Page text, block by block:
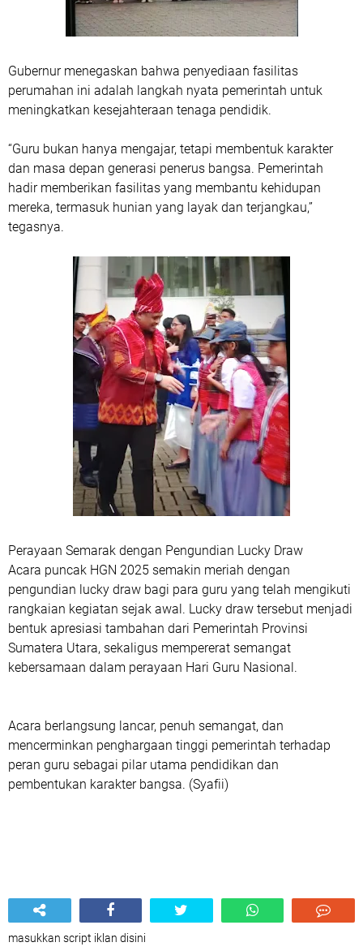
Gubernur menegaskan bahwa penyediaan fasilitas
perumahan ini adalah langkah nyata pemerintah untuk
meningkatkan kesejahteraan tenaga pendidik.
“Guru bukan hanya mengajar, tetapi membentuk karakter
dan masa depan generasi penerus bangsa. Pemerintah
hadir memberikan fasilitas yang membantu kehidupan
mereka, termasuk hunian yang layak dan terjangkau,”
tegasnya.
Perayaan Semarak dengan Pengundian Lucky Draw
Acara puncak HGN 2025 semakin meriah dengan
pengundian lucky draw bagi para guru yang telah mengikuti
rangkaian kegiatan sejak awal. Lucky draw tersebut menjadi
bentuk apresiasi tambahan dari Pemerintah Provinsi
Sumatera Utara, sekaligus mempererat semangat
kebersamaan dalam perayaan Hari Guru Nasional.
Acara berlangsung lancar, penuh semangat, dan
mencerminkan penghargaan tinggi pemerintah terhadap
peran guru sebagai pilar utama pendidikan dan
pembentukan karakter bangsa. (Syafii)
masukkan script iklan disini